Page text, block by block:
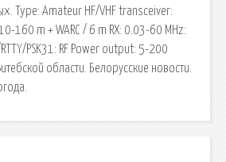
Type: Amateur HF/VHF transceiver:
160 m + WARC / 6 m RX: 0.03-60 MHz:
RTTY/PSK31: RF Power output: 5-200
области. Белорусские новости.